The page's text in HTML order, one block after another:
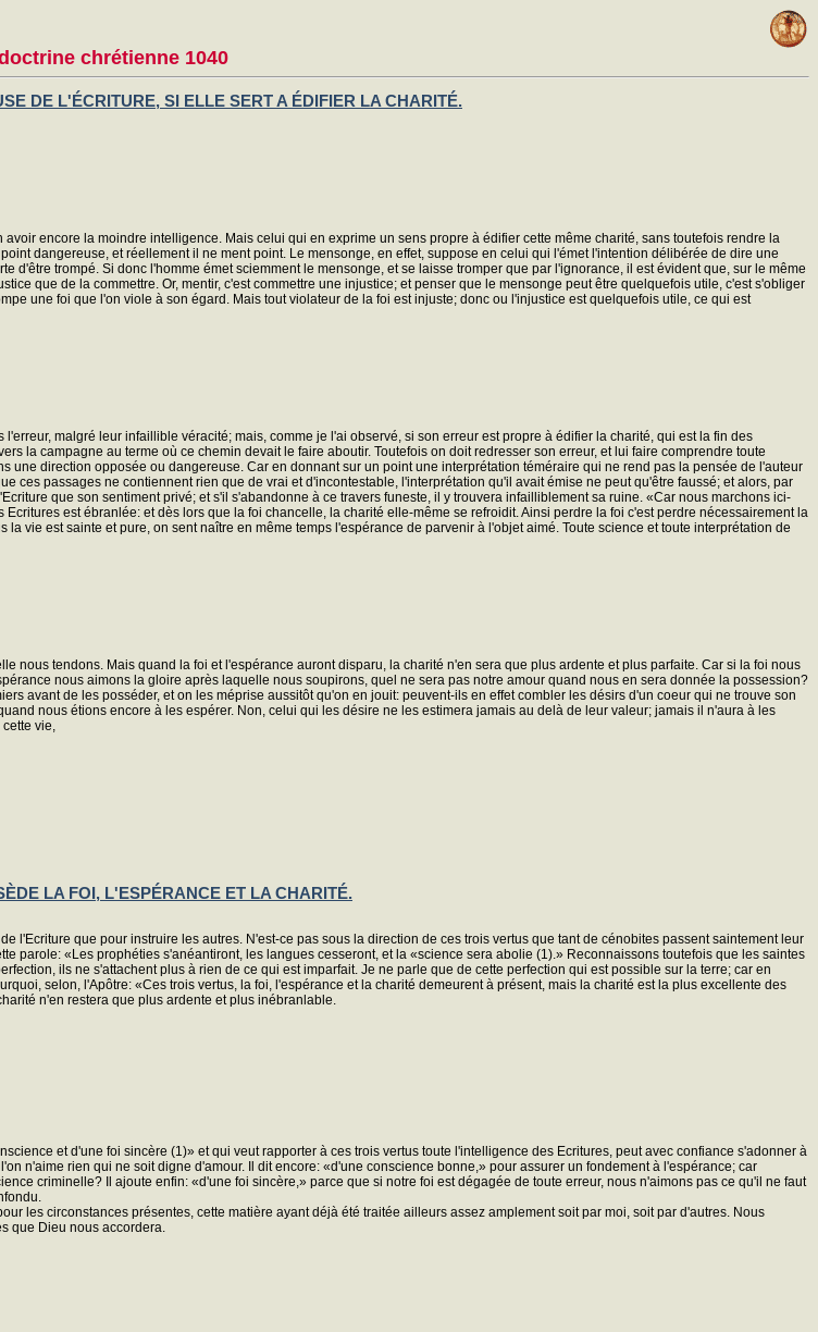
chrétienne 1040
DE L'ÉCRITURE, SI ELLE SERT A ÉDIFIER LA CHARITÉ.
encore la moindre intelligence. Mais celui qui en exprime un sens propre à édifier cette même charité, sans toutefois rendre la
dangereuse, et réellement il ne ment point. Le mensonge, en effet, suppose en celui qui l'émet l'intention délibérée de dire une
trompé. Si donc l'homme émet sciemment le mensonge, et se laisse tromper que par l'ignorance, il est évident que, sur le même
que de la commettre. Or, mentir, c'est commettre une injustice; et penser que le mensonge peut être quelquefois utile, c'est s'obliger
une foi que l'on viole à son égard. Mais tout violateur de la foi est injuste; donc ou l'injustice est quelquefois utile, ce qui est
malgré leur infaillible véracité; mais, comme je l'ai observé, si son erreur est propre à édifier la charité, qui est la fin des
la campagne au terme où ce chemin devait le faire aboutir. Toutefois on doit redresser son erreur, et lui faire comprendre toute
direction opposée ou dangereuse. Car en donnant sur un point une interprétation téméraire qui ne rend pas la pensée de l'auteur
ces passages ne contiennent rien que de vrai et d'incontestable, l'interprétation qu'il avait émise ne peut qu'être faussé; et alors, par
que son sentiment privé; et s'il s'abandonne à ce travers funeste, il y trouvera infailliblement sa ruine. «Car nous marchons ici-
est ébranlée: et dès lors que la foi chancelle, la charité elle-même se refroidit. Ainsi perdre la foi c'est perdre nécessairement la
vie est sainte et pure, on sent naître en même temps l'espérance de parvenir à l'objet aimé. Toute science et toute interprétation de
nous tendons. Mais quand la foi et l'espérance auront disparu, la charité n'en sera que plus ardente et plus parfaite. Car si la foi nous
nous aimons la gloire après laquelle nous soupirons, quel ne sera pas notre amour quand nous en sera donnée la possession?
avant de les posséder, et on les méprise aussitôt qu'on en jouit: peuvent-ils en effet combler les désirs d'un coeur qui ne trouve son
nous étions encore à les espérer. Non, celui qui les désire ne les estimera jamais au delà de leur valeur; jamais il n'aura à les
vie,
LA FOI, L'ESPÉRANCE ET LA CHARITÉ.
l'Ecriture que pour instruire les autres. N'est-ce pas sous la direction de ces trois vertus que tant de cénobites passent saintement leur
parole: «Les prophéties s'anéantiront, les langues cesseront, et la «science sera abolie (1).» Reconnaissons toutefois que les saintes
ils ne s'attachent plus à rien de ce qui est imparfait. Je ne parle que de cette perfection qui est possible sur la terre; car en
selon, l'Apôtre: «Ces trois vertus, la foi, l'espérance et la charité demeurent à présent, mais la charité est la plus excellente des
n'en restera que plus ardente et plus inébranlable.
et d'une foi sincère (1)» et qui veut rapporter à ces trois vertus toute l'intelligence des Ecritures, peut avec confiance s'adonner à
n'aime rien qui ne soit digne d'amour. Il dit encore: «d'une conscience bonne,» pour assurer un fondement à l'espérance; car
criminelle? Il ajoute enfin: «d'une foi sincère,» parce que si notre foi est dégagée de toute erreur, nous n'aimons pas ce qu'il ne faut
les circonstances présentes, cette matière ayant déjà été traitée ailleurs assez amplement soit par moi, soit par d'autres. Nous
que Dieu nous accordera.